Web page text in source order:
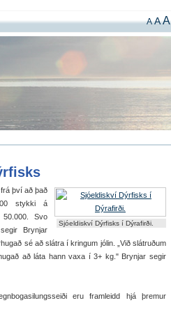
A AA
Sjóeldiskví Dýrfisks í Dýrafirði.
því að það
stykki á
Svo
Brynjar
sé að slátra í kringum jólin. „Við slátruðum
að láta hann vaxa í 3+ kg." Brynjar segir
eru framleidd hjá þremur